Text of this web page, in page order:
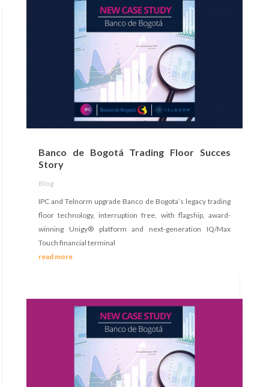
Banco de Bogotá Trading Floor Succes
Story
Blog
IPC and Telnorm upgrade Banco de Bogota’s legacy trading
floor technology, interruption free, with flagship, award-
winning Unigy® platform and next-generation IQ/Max
Touch financial terminal
read more